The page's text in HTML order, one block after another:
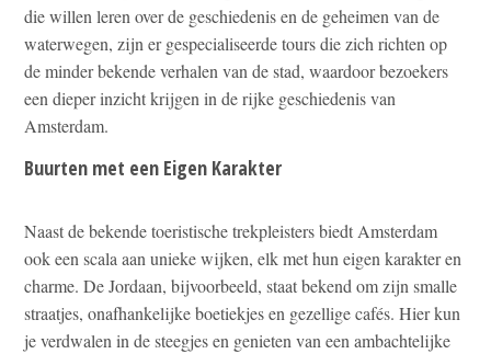
die willen leren over de geschiedenis en de geheimen van de
waterwegen, zijn er gespecialiseerde tours die zich richten op
de minder bekende verhalen van de stad, waardoor bezoekers
een dieper inzicht krijgen in de rijke geschiedenis van
Amsterdam.
Buurten met een Eigen Karakter
Naast de bekende toeristische trekpleisters biedt Amsterdam
ook een scala aan unieke wijken, elk met hun eigen karakter en
charme. De Jordaan, bijvoorbeeld, staat bekend om zijn smalle
straatjes, onafhankelijke boetiekjes en gezellige cafés. Hier kun
je verdwalen in de steegjes en genieten van een ambachtelijke